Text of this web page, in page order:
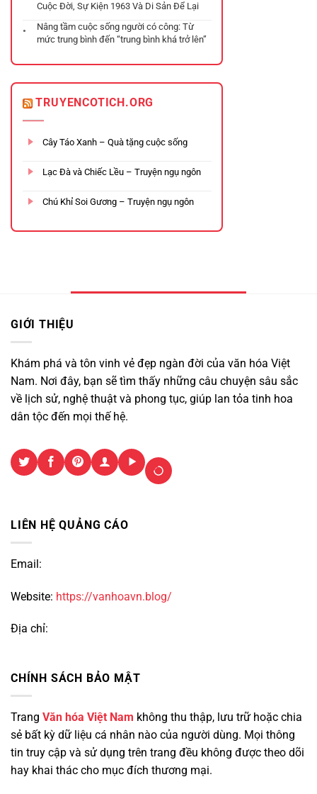
Cuộc Đời, Sự Kiện 1963 Và Di Sản Để Lại
Nâng tầm cuộc sống người có công: Từ
mức trung bình đến “trung bình khá trở lên”
TRUYENCOTICH.ORG
Cây Táo Xanh – Quà tặng cuộc sống
Lạc Đà và Chiếc Lều – Truyện ngụ ngôn
Chú Khỉ Soi Gương – Truyện ngụ ngôn
GIỚI THIỆU
Khám phá và tôn vinh vẻ đẹp ngàn đời của văn hóa Việt
Nam. Nơi đây, bạn sẽ tìm thấy những câu chuyện sâu sắc
về lịch sử, nghệ thuật và phong tục, giúp lan tỏa tinh hoa
dân tộc đến mọi thế hệ.
LIÊN HỆ QUẢNG CÁO
Email:
Website: https://vanhoavn.blog/
Địa chỉ:
CHÍNH SÁCH BẢO MẬT
Trang Văn hóa Việt Nam không thu thập, lưu trữ hoặc chia
sẻ bất kỳ dữ liệu cá nhân nào của người dùng. Mọi thông
tin truy cập và sử dụng trên trang đều không được theo dõi
hay khai thác cho mục đích thương mại.